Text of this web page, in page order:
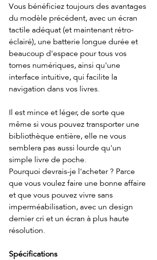
Vous bénéficiez toujours des avantages
du modèle précédent, avec un écran
tactile adéquat (et maintenant rétro-
éclairé), une batterie longue durée et
beaucoup d'espace pour tous vos
tomes numériques, ainsi qu'une
interface intuitive, qui facilite la
navigation dans vos livres.
Il est mince et léger, de sorte que
même si vous pouvez transporter une
bibliothèque entière, elle ne vous
semblera pas aussi lourde qu'un
simple livre de poche.
Pourquoi devrais-je l'acheter ? Parce
que vous voulez faire une bonne affaire
et que vous pouvez vivre sans
imperméabilisation, avec un design
dernier cri et un écran à plus haute
résolution.
Spécifications